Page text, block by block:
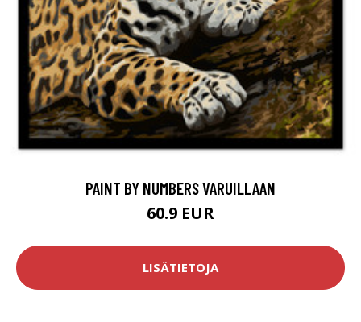
PAINT BY NUMBERS VARUILLAAN
60.9 EUR
LISÄTIETOJA